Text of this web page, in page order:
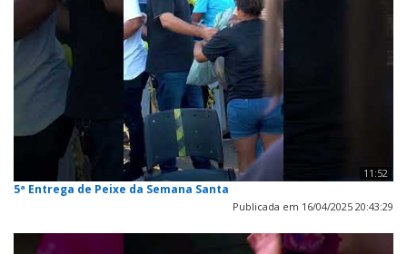
11:52
5ª Entrega de Peixe da Semana Santa
Publicada em 16/04/2025 20:43:29